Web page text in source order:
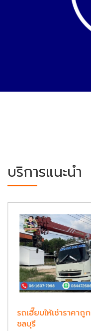
บริการแนะนำ
รถเฮี๊ยบให้เช่าราคาถูก
ชลบุรี